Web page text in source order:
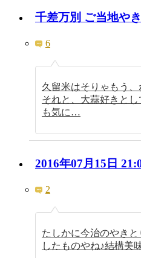
千差万別 ご当地や
6
久留米はそりゃもう、
それと、大蒜好きと
も気に…
2016年07月15日
2
たしかに今治のやき
したものやね♪結構美